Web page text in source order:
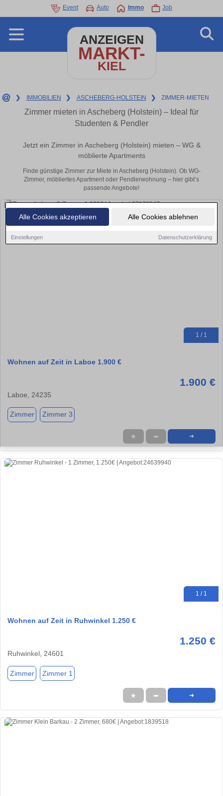
Alle Cookies akzeptieren Alle Cookies ablehnen
Einstellungen Datenschutzerklärung
Event Auto Immo Job
ANZEIGEN
MARKT-
KIEL
❯ IMMOBILIEN ❯ ASCHEBERG-HOLSTEIN ❯ ZIMMER-MIETEN
Zimmer mieten in Ascheberg (Holstein) – Ideal für
Studenten & Pendler
Jetzt ein Zimmer in Ascheberg (Holstein) mieten – WG &
möblierte Apartments
Finde günstige Zimmer zur Miete in Ascheberg (Holstein). Ob WG-
Zimmer, möbliertes Apartment oder Pendlerwohnung – hier gibt’s
passende Angebote!
1 / 1
Wohnen auf Zeit in Laboe 1.900 €
1.900 €
Laboe, 24235
Zimmer Zimmer 3
★ ➦ ➜
1 / 1
Wohnen auf Zeit in Ruhwinkel 1.250 €
1.250 €
Ruhwinkel, 24601
Zimmer Zimmer 1
★ ➦ ➜